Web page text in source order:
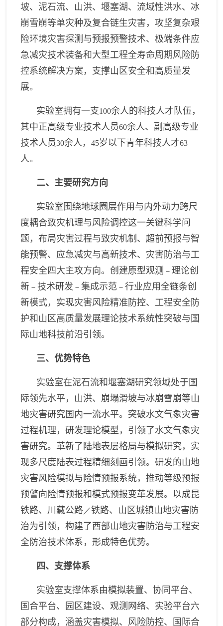
坡、泥石流、山洪、堰塞湖、流域性洪水、冰
崩雪崩等单灾种及复合链生灾害，攻坚复杂艰
险环境灾害探测与预报预警技术、极端条件应
急减灾技术装备和大型工程全寿命周期风险防
控系统解决方案，支撑山区安全和高质量发
展。
实验室拥有一支100余人的科技人才队伍，
其中正高级专业技术人员60余人、副高级专业
技术人员30余人，45岁以下青年科技人才63
人。
二、主要研究方向
实验室围绕地球圈层作用与内外动力跨尺
度耦合致灾机理与风险调控这一关键科学问
题，布局灾害过程与致灾机制、超前预报与智
能预警、应急减灾与高新技术、灾害防治与工
程安全四大主攻方向。创建原型观测 －理论创
新 －技术研发 －集成示范 －行业应用全链条创
新模式，实现灾害风险精准防控、工程安全防
护和山区高质量发展理论技术系统性突破与国
际山地科技前沿引领。
三、优势特色
实验室在泥石流和堰塞湖研究领域处于国
际领先水平，山洪、崩塌滑坡与冰崩雪崩等山
地灾害研究国内一流水平。突破水文气象灾害
过程机理，研发理论模型，引领了水文气象灾
害研究。革新了陆地表层格局与模拟研究，实
现多尺度陆表过程精细刻画引领。研发的山地
灾害风险模拟与险情预报系统，推动等级预报
预警向险情预报和模式预报变革发展。以成昆
铁路、川藏公路 ／铁路、山区城镇山地灾害防
治为引领，构建了西部山地灾害防治与工程安
全防治技术体系，形成特色优势。
四、支撑体系
实验室支撑体系由模拟装置、协同平台、
国合平台、园区建设、观测网络、实验平台六
部分构成，涵盖灾害模拟、风险防控、国际合